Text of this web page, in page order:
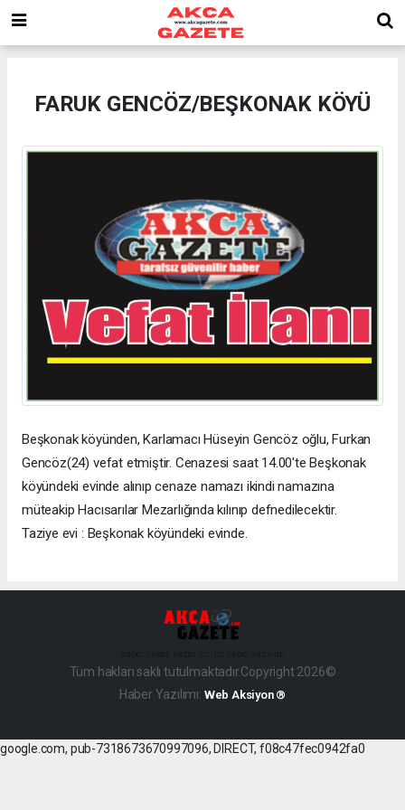
FARUK GENCÖZ/BEŞKONAK KÖYÜ
Beşkonak köyünden, Karlamacı Hüseyin Gencöz oğlu, Furkan
Gencöz(24) vefat etmiştir. Cenazesi saat 14.00'te Beşkonak
köyündeki evinde alınıp cenaze namazı ikindi namazına
müteakip Hacısarılar Mezarlığında kılınıp defnedilecektir.
Taziye evi : Beşkonak köyündeki evinde.
Tüm hakları saklı tutulmaktadır.Copyright 2026©
Haber Yazılımı: Web Aksiyon ®
google.com, pub-7318673670997096, DIRECT, f08c47fec0942fa0